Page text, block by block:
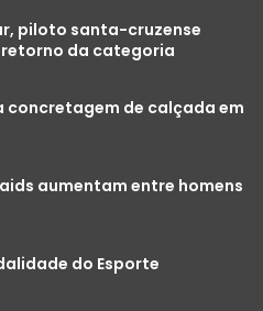
piloto santa-cruzense
da categoria
concretagem de calçada em
aumentam entre homens
do Esporte